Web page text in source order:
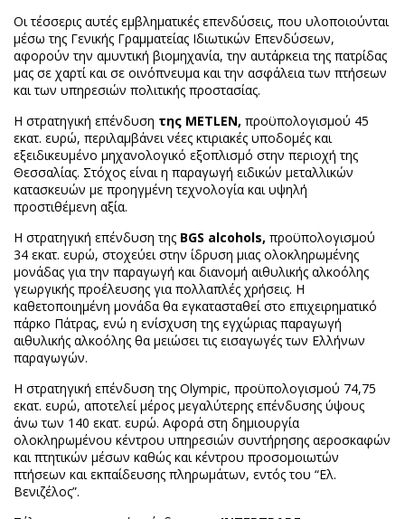
Οι τέσσερις αυτές εμβληματικές επενδύσεις, που υλοποιούνται
μέσω της Γενικής Γραμματείας Ιδιωτικών Επενδύσεων,
αφορούν την αμυντική βιομηχανία, την αυτάρκεια της πατρίδας
μας σε χαρτί και σε οινόπνευμα και την ασφάλεια των πτήσεων
και των υπηρεσιών πολιτικής προστασίας.
H στρατηγική επένδυση της METLEN, προϋπολογισμού 45
εκατ. ευρώ, περιλαμβάνει νέες κτιριακές υποδομές και
εξειδικευμένο μηχανολογικό εξοπλισμό στην περιοχή της
Θεσσαλίας. Στόχος είναι η παραγωγή ειδικών μεταλλικών
κατασκευών με προηγμένη τεχνολογία και υψηλή
προστιθέμενη αξία.
Η στρατηγική επένδυση της BGS alcohols, προϋπολογισμού
34 εκατ. ευρώ, στοχεύει στην ίδρυση μιας ολοκληρωμένης
μονάδας για την παραγωγή και διανομή αιθυλικής αλκοόλης
γεωργικής προέλευσης για πολλαπλές χρήσεις. Η
καθετοποιημένη μονάδα θα εγκατασταθεί στο επιχειρηματικό
πάρκο Πάτρας, ενώ η ενίσχυση της εγχώριας παραγωγή
αιθυλικής αλκοόλης θα μειώσει τις εισαγωγές των Ελλήνων
παραγωγών.
Η στρατηγική επένδυση της Olympic, προϋπολογισμού 74,75
εκατ. ευρώ, αποτελεί μέρος μεγαλύτερης επένδυσης ύψους
άνω των 140 εκατ. ευρώ. Αφορά στη δημιουργία
ολοκληρωμένου κέντρου υπηρεσιών συντήρησης αεροσκαφών
και πτητικών μέσων καθώς και κέντρου προσομοιωτών
πτήσεων και εκπαίδευσης πληρωμάτων, εντός του “Ελ.
Βενιζέλος”.